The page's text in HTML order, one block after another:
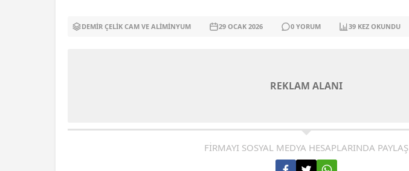
DEMIR ÇELIK CAM VE ALIMINYUM 29 OCAK 2026 0 YORUM 39 KEZ OKUNDU
REKLAM ALANI
FİRMAYI SOSYAL MEDYA HESAPLARINDA PAYLAŞ